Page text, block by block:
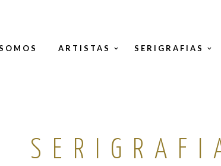
ARTISTAS SERIGRAFIAS